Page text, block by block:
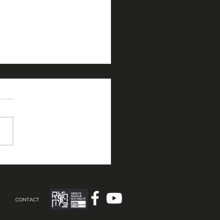
CONTACT